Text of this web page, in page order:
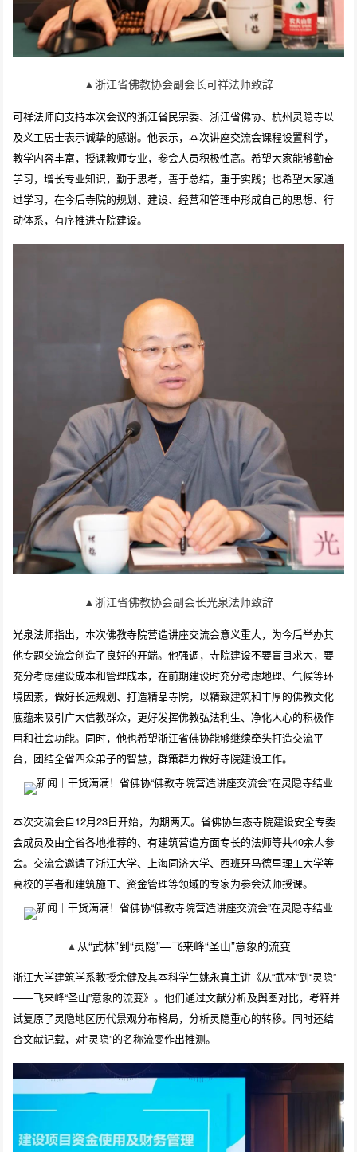
▲浙江省佛教协会副会长可祥法师致辞
可祥法师向支持本次会议的浙江省民宗委、浙江省佛协、杭州灵隐寺以
及义工居士表示诚挚的感谢。他表示，本次讲座交流会课程设置科学，
教学内容丰富，授课教师专业，参会人员积极性高。希望大家能够勤奋
学习，增长专业知识，勤于思考，善于总结，重于实践；也希望大家通
过学习，在今后寺院的规划、建设、经营和管理中形成自己的思想、行
动体系，有序推进寺院建设。
▲浙江省佛教协会副会长光泉法师致辞
光泉法师指出，本次佛教寺院营造讲座交流会意义重大，为今后举办其
他专题交流会创造了良好的开端。他强调，寺院建设不要盲目求大，要
充分考虑建设成本和管理成本，在前期建设时充分考虑地理、气候等环
境因素，做好长远规划、打造精品寺院，以精致建筑和丰厚的佛教文化
底蕴来吸引广大信教群众，更好发挥佛教弘法利生、净化人心的积极作
用和社会功能。同时，他也希望浙江省佛协能够继续牵头打造交流平
台，团结全省四众弟子的智慧，群策群力做好寺院建设工作。
本次交流会自12月23日开始，为期两天。省佛协生态寺院建设安全专委
会成员及由全省各地推荐的、有建筑营造方面专长的法师等共40余人参
会。交流会邀请了浙江大学、上海同济大学、西班牙马德里理工大学等
高校的学者和建筑施工、资金管理等领域的专家为参会法师授课。
▲ 从“武林”到“灵隐”—飞来峰“圣山”意象的流变
浙江大学建筑学系教授余健及其本科学生姚永真主讲《从“武林”到“灵隐”
——飞来峰“圣山”意象的流变》。他们通过文献分析及舆图对比，考释并
试复原了灵隐地区历代景观分布格局，分析灵隐重心的转移。同时还结
合文献记载，对“灵隐”的名称流变作出推测。